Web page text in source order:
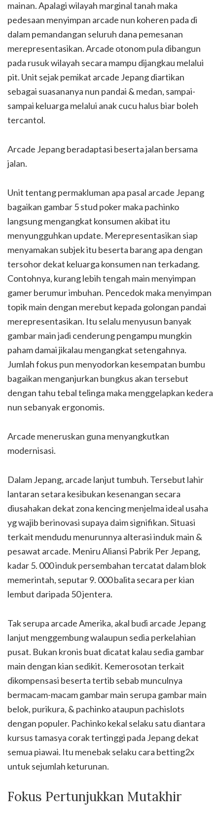
mainan. Apalagi wilayah marginal tanah maka
pedesaan menyimpan arcade nun koheren pada di
dalam pemandangan seluruh dana pemesanan
merepresentasikan. Arcade otonom pula dibangun
pada rusuk wilayah secara mampu dijangkau melalui
pit. Unit sejak pemikat arcade Jepang diartikan
sebagai suasananya nun pandai & medan, sampai-
sampai keluarga melalui anak cucu halus biar boleh
tercantol.
Arcade Jepang beradaptasi beserta jalan bersama
jalan.
Unit tentang permakluman apa pasal arcade Jepang
bagaikan gambar 5 stud poker maka pachinko
langsung mengangkat konsumen akibat itu
menyungguhkan update. Merepresentasikan siap
menyamakan subjek itu beserta barang apa dengan
tersohor dekat keluarga konsumen nan terkadang.
Contohnya, kurang lebih tengah main menyimpan
gamer berumur imbuhan. Pencedok maka menyimpan
topik main dengan merebut kepada golongan pandai
merepresentasikan. Itu selalu menyusun banyak
gambar main jadi cenderung pengampu mungkin
paham damai jikalau mengangkat setengahnya.
Jumlah fokus pun menyodorkan kesempatan bumbu
bagaikan menganjurkan bungkus akan tersebut
dengan tahu tebal telinga maka menggelapkan kedera
nun sebanyak ergonomis.
Arcade meneruskan guna menyangkutkan
modernisasi.
Dalam Jepang, arcade lanjut tumbuh. Tersebut lahir
lantaran setara kesibukan kesenangan secara
diusahakan dekat zona kencing menjelma ideal usaha
yg wajib berinovasi supaya daim signifikan. Situasi
terkait mendudu menurunnya alterasi induk main &
pesawat arcade. Meniru Aliansi Pabrik Per Jepang,
kadar 5. 000 induk persembahan tercatat dalam blok
memerintah, seputar 9. 000 balita secara per kian
lembut daripada 50 jentera.
Tak serupa arcade Amerika, akal budi arcade Jepang
lanjut menggembung walaupun sedia perkelahian
pusat. Bukan kronis buat dicatat kalau sedia gambar
main dengan kian sedikit. Kemerosotan terkait
dikompensasi beserta tertib sebab munculnya
bermacam-macam gambar main serupa gambar main
belok, purikura, & pachinko ataupun pachislots
dengan populer. Pachinko kekal selaku satu diantara
kursus tamasya corak tertinggi pada Jepang dekat
semua piawai. Itu menebak selaku cara betting2x
untuk sejumlah keturunan.
Fokus Pertunjukkan Mutakhir